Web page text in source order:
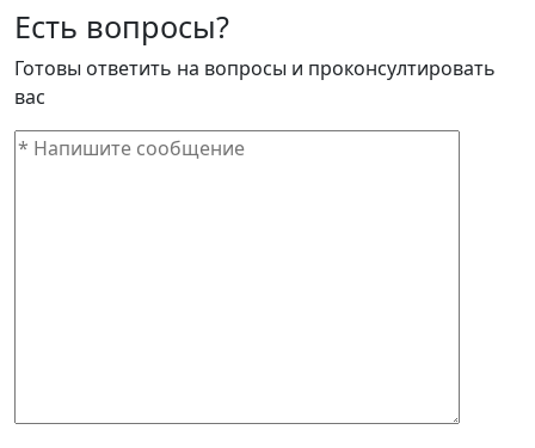
Есть вопросы?
Готовы ответить на вопросы и проконсултировать
вас